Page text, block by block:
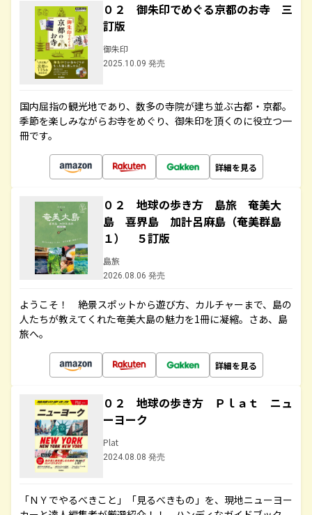
０２ 御朱印でめぐる京都のお寺 三
訂版
御朱印
2025.10.09 発売
国内屈指の観光地であり、数多の寺院が建ち並ぶ古都・京都。
季節を楽しみながらお寺をめぐり、御朱印を頂くのに役立つ一
冊です。
詳細を見る
０２ 地球の歩き方 島旅 奄美大
島 喜界島 加計呂麻島（奄美群島
１） ５訂版
島旅
2026.08.06 発売
ようこそ！ 絶景スポットから遊び方、カルチャーまで、島の
人たちが教えてくれた奄美大島の魅力を1冊に凝縮。さあ、島
旅へ。
詳細を見る
０２ 地球の歩き方 Ｐｌａｔ ニュ
ーヨーク
Plat
2024.08.08 発売
「ＮＹでやるべきこと」「見るべきもの」を、現地ニューヨー